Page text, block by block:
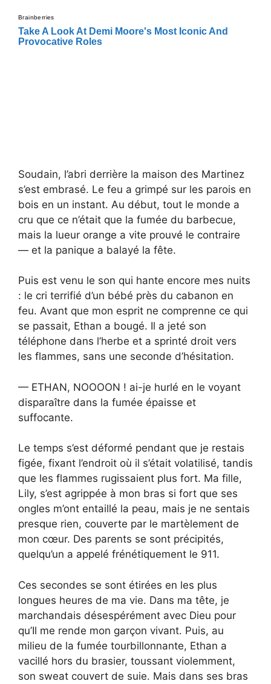
Soudain, l’abri derrière la maison des Martinez
s’est embrasé. Le feu a grimpé sur les parois en
bois en un instant. Au début, tout le monde a
cru que ce n’était que la fumée du barbecue,
mais la lueur orange a vite prouvé le contraire
— et la panique a balayé la fête.
Puis est venu le son qui hante encore mes nuits
: le cri terrifié d’un bébé près du cabanon en
feu. Avant que mon esprit ne comprenne ce qui
se passait, Ethan a bougé. Il a jeté son
téléphone dans l’herbe et a sprinté droit vers
les flammes, sans une seconde d’hésitation.
— ETHAN, NOOOON ! ai-je hurlé en le voyant
disparaître dans la fumée épaisse et
suffocante.
Le temps s’est déformé pendant que je restais
figée, fixant l’endroit où il s’était volatilisé, tandis
que les flammes rugissaient plus fort. Ma fille,
Lily, s’est agrippée à mon bras si fort que ses
ongles m’ont entaillé la peau, mais je ne sentais
presque rien, couverte par le martèlement de
mon cœur. Des parents se sont précipités,
quelqu’un a appelé frénétiquement le 911.
Ces secondes se sont étirées en les plus
longues heures de ma vie. Dans ma tête, je
marchandais désespérément avec Dieu pour
qu’Il me rende mon garçon vivant. Puis, au
milieu de la fumée tourbillonnante, Ethan a
vacillé hors du brasier, toussant violemment,
son sweat couvert de suie. Mais dans ses bras